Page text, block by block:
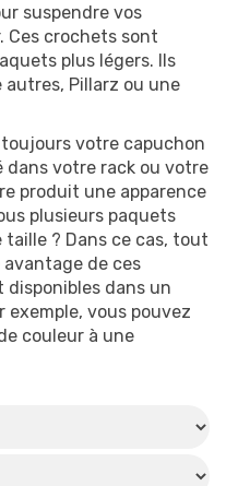
suspendre vos
Ces crochets sont
plus légers. Ils
Pillarz ou une
votre capuchon
dans votre rack ou votre
produit une apparence
plusieurs paquets
? Dans ce cas, tout
de ces
dans un
exemple, vous pouvez
couleur à une